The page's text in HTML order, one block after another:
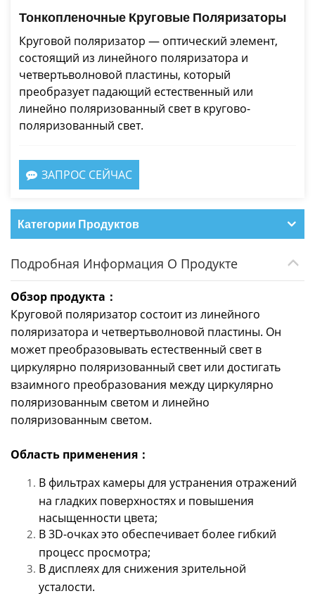
Тонкопленочные Круговые Поляризаторы
Круговой поляризатор — оптический элемент,
состоящий из линейного поляризатора и
четвертьволновой пластины, который
преобразует падающий естественный или
линейно поляризованный свет в кругово-
поляризованный свет.
ЗАПРОС СЕЙЧАС
Категории Продуктов
Подробная Информация О Продукте
Обзор продукта：
Круговой поляризатор состоит из линейного
поляризатора и четвертьволновой пластины. Он
может преобразовывать естественный свет в
циркулярно поляризованный свет или достигать
взаимного преобразования между циркулярно
поляризованным светом и линейно
поляризованным светом.
Область применения：
В фильтрах камеры для устранения отражений
на гладких поверхностях и повышения
насыщенности цвета;
В 3D-очках это обеспечивает более гибкий
процесс просмотра;
В дисплеях для снижения зрительной
усталости.